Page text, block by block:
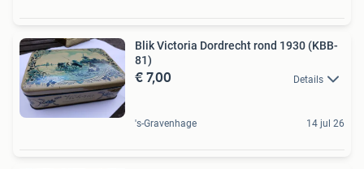
Blik Victoria Dordrecht rond 1930 (KBB-
81)
€ 7,00 Details
's-Gravenhage 14 jul 26